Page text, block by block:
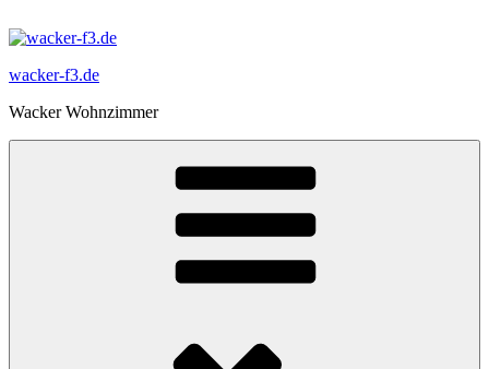
Inhalt
wacker-f3.de
Wacker Wohnzimmer